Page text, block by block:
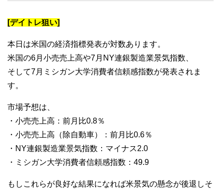
[デイトレ狙い]
本日は米国の経済指標発表が対数あります。
米国の6月小売売上高や7月NY連銀製造業景気指数、
そして7月ミシガン大学消費者信頼感指数が発表されま
す。
市場予想は、
・小売売上高：前月比0.8％
・小売売上高（除自動車）：前月比0.6％
・NY連銀製造業景気指数：マイナス2.0
・ミシガン大学消費者信頼感指数：49.9
もしこれらが良好な結果になれば米景気の懸念が後退しそ